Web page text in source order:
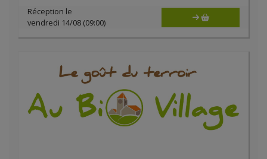
Réception le
vendredi 14/08 (09:00)